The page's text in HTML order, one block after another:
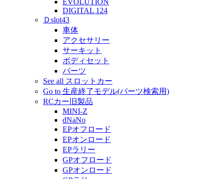
EVOLUTION
DIGITAL 124
Ｄslot43
車体
アクセサリー
サーキット
ボディセット
パーツ
See all スロットカー
Go to 生産終了モデル(パーツ検索用)
RCカー旧製品
MINI-Z
dNaNo
EPオフロード
EPオンロード
EPラリー
GPオフロード
GPオンロード